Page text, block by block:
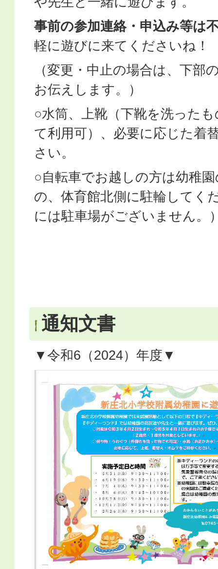
事前の参加連絡・申込み等は
軽に遊びに来てくださいね！
（変更・中止の場合は、下部
お伝えします。）
○水筒、上靴（下靴を洗った
て利用可）、必要に応じた着
さい。
○自転車でお越しの方は幼稚
の、体育館北側に駐輪してく
には駐車場がございません。
通知文書
▼令和6（2024）年度▼